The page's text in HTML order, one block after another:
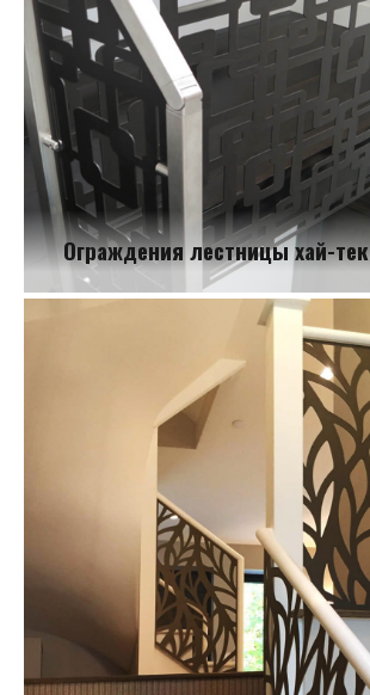
Ограждения лестницы хай-тек